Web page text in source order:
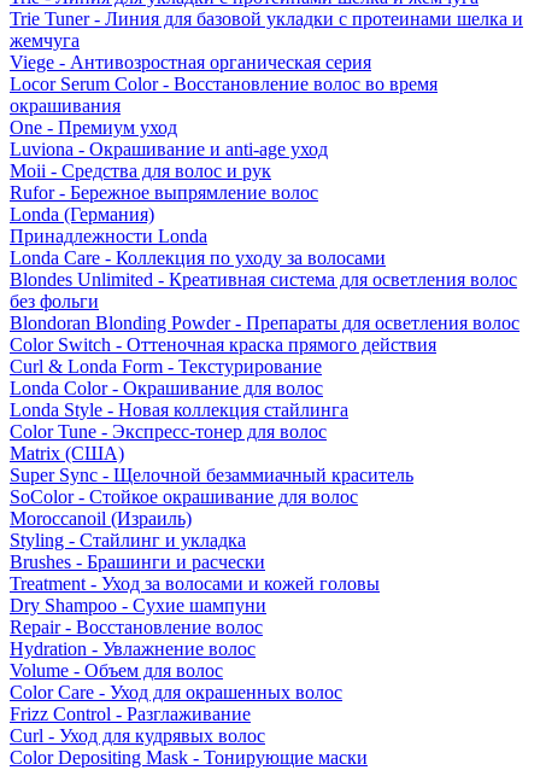
Trie Tuner - Линия для базовой укладки с протеинами шелка и
жемчуга
Viege - Антивозростная органическая серия
Locor Serum Color - Восстановление волос во время
окрашивания
One - Премиум уход
Luviona - Окрашивание и anti-age уход
Moii - Средства для волос и рук
Rufor - Бережное выпрямление волос
Londa (Германия)
Принадлежности Londa
Londa Care - Коллекция по уходу за волосами
Blondes Unlimited - Креативная система для осветления волос
без фольги
Blondoran Blonding Powder - Препараты для осветления волос
Color Switch - Оттеночная краска прямого действия
Curl & Londa Form - Текстурирование
Londa Color - Окрашивание для волос
Londa Style - Новая коллекция стайлинга
Color Tune - Экспресс-тонер для волос
Matrix (США)
Super Sync - Щелочной безаммиачный краситель
SoColor - Стойкое окрашивание для волос
Moroccanoil (Израиль)
Styling - Стайлинг и укладка
Brushes - Брашинги и расчески
Treatment - Уход за волосами и кожей головы
Dry Shampoo - Сухие шампуни
Repair - Восстановление волос
Hydration - Увлажнение волос
Volume - Объем для волос
Color Care - Уход для окрашенных волос
Frizz Control - Разглаживание
Curl - Уход для кудрявых волос
Color Depositing Mask - Тонирующие маски